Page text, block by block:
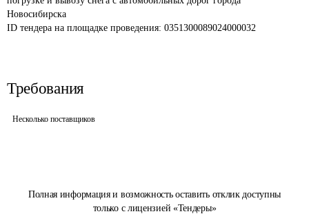
Полная информация и возможность оставить отклик доступны
только с лицензией «Тендеры»
Новосибирска
ID тендера на площадке проведения: 0351300089024000032
Требования
Несколько поставщиков